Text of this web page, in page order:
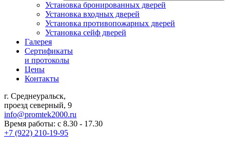
Установка бронированных дверей
Установка входных дверей
Установка противопожарных дверей
Установка сейф дверей
Галерея
Сертификаты
и протоколы
Цены
Контакты
г. Среднеуральск,
проезд северный, 9
info@promtek2000.ru
Время работы: с 8.30 - 17.30
+7 (922) 210-19-95